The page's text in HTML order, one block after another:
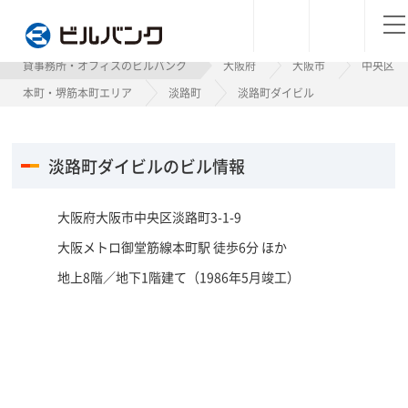
ビルバンク
貸事務所・オフィスのビルバンク 大阪府 大阪市
中央区
本町・堺筋本町エリア
淡路町 淡路町ダイビル
淡路町ダイビルのビル情報
大阪府大阪市中央区淡路町3-1-9
大阪メトロ御堂筋線本町駅 徒歩6分 ほか
地上8階／地下1階建て（1986年5月竣工）